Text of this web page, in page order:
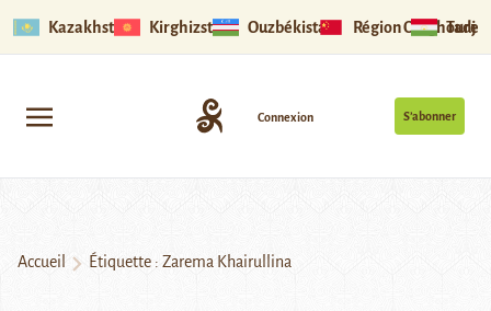
Kazakhstan Kirghizstan Ouzbékistan Région Ouïghoure
S’abonner
Connexion
Accueil Étiquette : Zarema Khairullina